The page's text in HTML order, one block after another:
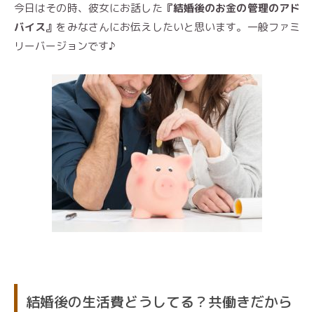
今日はその時、彼女にお話した 『結婚後のお金の管理のアド
バイス』 をみなさんにお伝えしたいと思います。一般ファミ
リーバージョンです♪
結婚後の生活費どうしてる？共働きだから